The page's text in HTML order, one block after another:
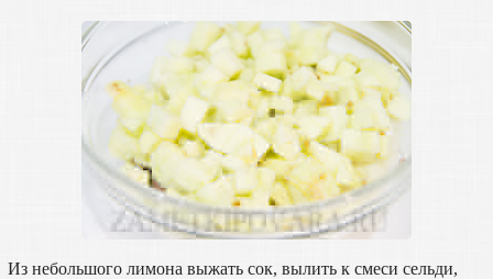
Из небольшого лимона выжать сок, вылить к смеси сельди,